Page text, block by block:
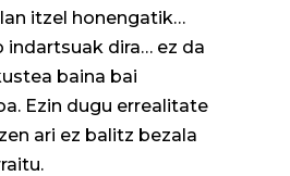
itzel honengatik…
indartsuak dira… ez da
baina bai
Ezin dugu errealitate
ari ez balitz bezala